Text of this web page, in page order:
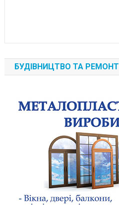
БУДІВНИЦТВО ТА РЕМОНТ